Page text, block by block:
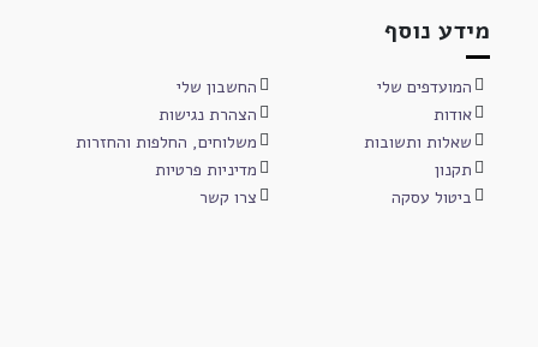
מידע נוסף
המועדפים שלי
החשבון שלי
אודות
הצהרת נגישות
שאלות ותשובות
משלוחים, החלפות והחזרות
תקנון
מדיניות פרטיות
ביטול עסקה
צרו קשר